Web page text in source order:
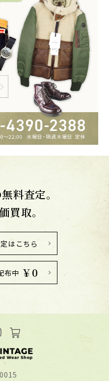
料査定。
買取。
はこちら
布中 ￥0